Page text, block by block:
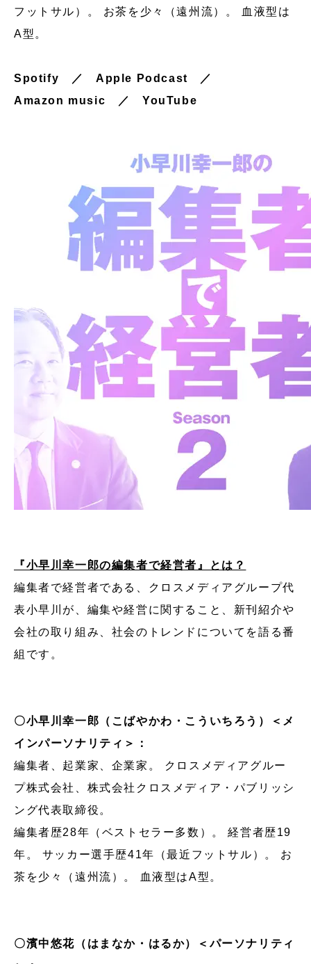
フットサル）。 お茶を少々（遠州流）。 血液型は
A型。
Spotify ／Apple Podcast
／
Amazon music ／YouTube
『小早川幸一郎の編集者で経営者』とは？
編集者で経営者である、クロスメディアグループ代
表小早川が、編集や経営に関すること、新刊紹介や
会社の取り組み、社会のトレンドについてを語る番
組です。
〇小早川幸一郎（こばやかわ・こういちろう）＜メ
インパーソナリティ＞：
編集者、起業家、企業家。 クロスメディアグルー
プ株式会社、株式会社クロスメディア・パブリッシ
ング代表取締役。
編集者歴28年（ベストセラー多数）。 経営者歴19
年。 サッカー選手歴41年（最近フットサル）。 お
茶を少々（遠州流）。 血液型はA型。
〇濱中悠花（はまなか・はるか）＜パーソナリティ